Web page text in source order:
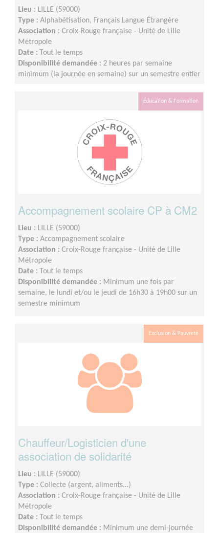
Lieu : LILLE (59000)
Type : Alphabétisation, Français Langue Étrangère
Association : Croix-Rouge française - Unité de Lille
Métropole
Date : Tout le temps
Disponibilité demandée : 2 heures par semaine
minimum (la journée en semaine) sur un semestre entier
Éducation & Formation
Accompagnement scolaire CP à CM2
Lieu : LILLE (59000)
Type : Accompagnement scolaire
Association : Croix-Rouge française - Unité de Lille
Métropole
Date : Tout le temps
Disponibilité demandée : Minimum une fois par
semaine, le lundi et/ou le jeudi de 16h30 à 19h00 sur un
semestre minimum
Exclusion & Pauvreté
Chauffeur/Logisticien d'une
association de solidarité
Lieu : LILLE (59000)
Type : Collecte (argent, aliments...)
Association : Croix-Rouge française - Unité de Lille
Métropole
Date : Tout le temps
Disponibilité demandée : Minimum une demi-journée